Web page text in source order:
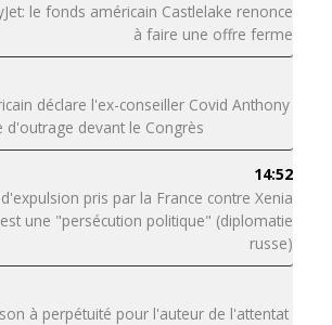
le fonds américain Castlelake renonce
à faire une offre ferme
déclare l'ex-conseiller Covid Anthony
d'outrage devant le Congrès
14:52
pris par la France contre Xenia
une "persécution politique" (diplomatie
russe)
à perpétuité pour l'auteur de l'attentat